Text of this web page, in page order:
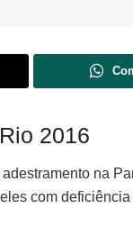
2016
na
com